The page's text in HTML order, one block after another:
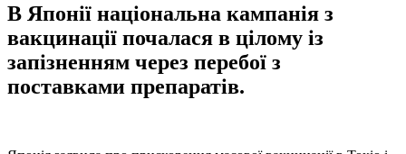
В Японії національна кампанія з
вакцинації почалася в цілому із
запізненням через перебої з
поставками препаратів.